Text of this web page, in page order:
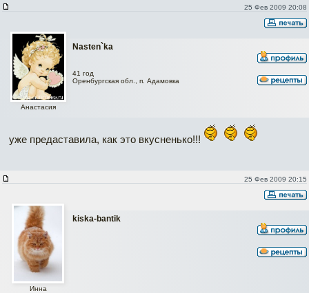
25 Фев 2009 20:08
Nasten`ka
Анастасия
41 год
Оренбургская обл., п. Адамовка
уже предаставила, как это вкусненько!!!
25 Фев 2009 20:15
kiska-bantik
Инна